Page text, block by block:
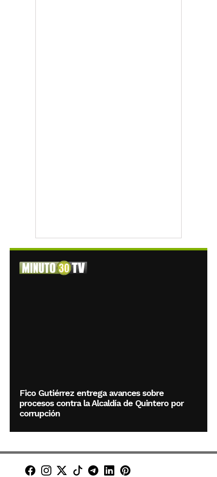
Fico Gutiérrez entrega avances sobre
procesos contra la Alcaldía de Quintero por
corrupción
Minuto30 en Facebook
Minuto30 en Instagram
Minuto30 en X (Twitter)
Minuto30 en TikTok
Canal de Minuto30 en
Minuto30 en LinkedIn
Minuto30 en